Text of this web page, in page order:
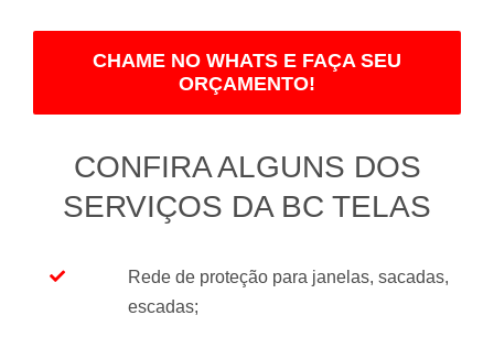
CHAME NO WHATS E FAÇA SEU
ORÇAMENTO!
CONFIRA ALGUNS DOS
SERVIÇOS DA BC TELAS
Rede de proteção para janelas, sacadas,
escadas;